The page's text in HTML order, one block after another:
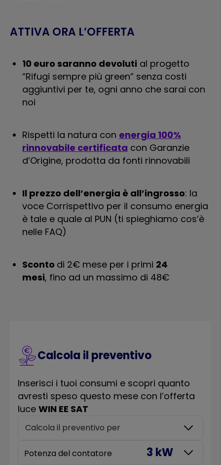
ATTIVA ORA L’OFFERTA
10 euro saranno devoluti al progetto
“Rifugi sempre più green” senza costi
aggiuntivi per te, ogni anno che sarai con
noi
Rispetti la natura con energia 100%
rinnovabile certificata con Garanzie
d’Origine, prodotta da fonti rinnovabili
Il prezzo dell’energia è all’ingrosso: la
voce Corrispettivo per il consumo energia
è tale e quale al PUN (ti spieghiamo cos’è
nelle FAQ)
Sconto di 2€ mese per i primi 24
mesi, fino ad un massimo di 48€
Calcola il preventivo
Inserisci i tuoi consumi e scopri quanto
avresti speso questo mese con l’offerta
luce WIN EE SAT
Calcola il preventivo per
Potenza del contatore 3 kW